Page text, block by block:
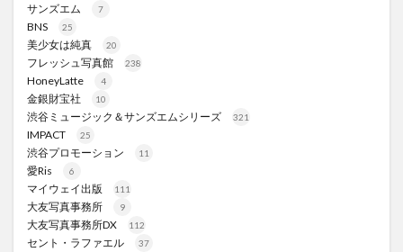
サンズエム 7
BNS 25
美少女は純真 20
フレッシュ写真館 238
HoneyLatte 4
金銀財宝社 10
渋谷ミュージック＆サンズエムシリーズ 321
IMPACT 25
渋谷プロモーション 11
愛Ris 6
マイウェイ出版 111
大友写真事務所 9
大友写真事務所DX 112
セント・ラファエル 37